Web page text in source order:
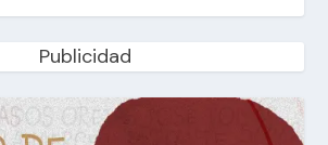
Publicidad